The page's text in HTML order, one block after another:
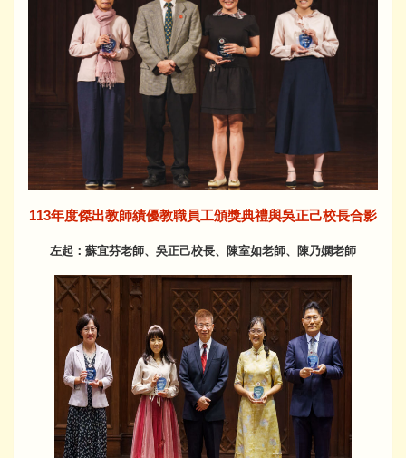
113年度傑出教師績優教職員工頒獎典禮與吳正己校長合影
左起：蘇宜芬老師、吳正己校長、陳室如老師、陳乃嫻老師